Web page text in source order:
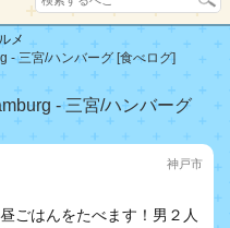
メ
三宮/ハンバーグ [食べログ]
- 三宮/ハンバーグ
神戸市
ごはんをたべます！男２人